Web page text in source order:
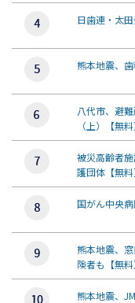
日歯連・太
熊本地震、
八代市、避
（上）【無料
被災高齢者
護団体【無料
国がん中央
熊本地震、
険者も【無料
熊本地震、